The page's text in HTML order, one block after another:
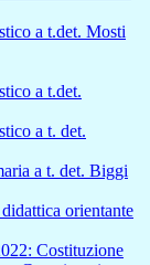
a t.det. Mosti
a t.det.
a t. det.
a t. det. Biggi
orientante
Costituzione